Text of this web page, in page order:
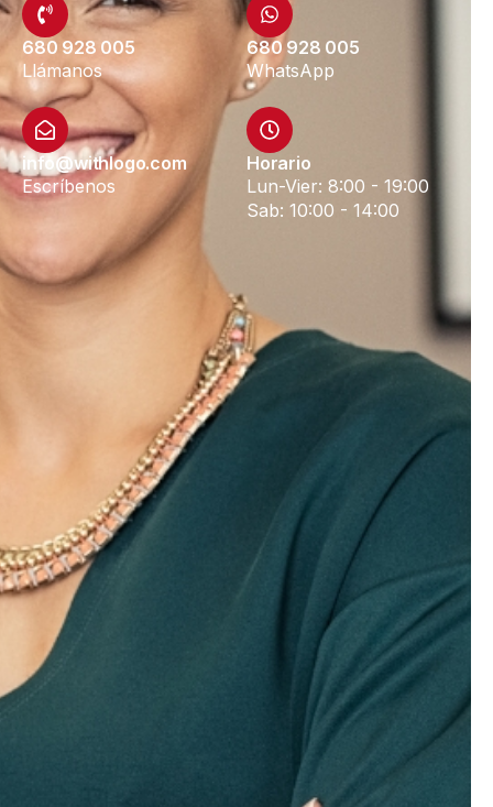
680 928 005
Llámanos
680 928 005
WhatsApp
info@withlogo.com
Escríbenos
Horario
Lun-Vier: 8:00 - 19:00
Sab: 10:00 - 14:00